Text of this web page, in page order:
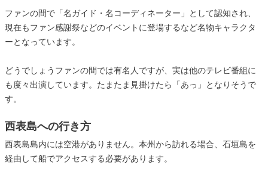
ファンの間で「名ガイド・名コーディネーター」として認知され、
現在もファン感謝祭などのイベントに登場するなど名物キャラクタ
ーとなっています。
どうでしょうファンの間では有名人ですが、実は他のテレビ番組に
も度々出演しています。たまたま見掛けたら「あっ」となりそうで
す。
西表島への行き方
西表島島内には空港がありません。本州から訪れる場合、石垣島を
経由して船でアクセスする必要があります。